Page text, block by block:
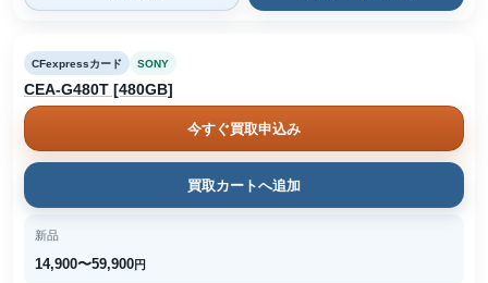
CFexpressカード SONY
CEA-G480T [480GB]
今すぐ買取申込み
買取カートへ追加
新品
14,900〜59,900円